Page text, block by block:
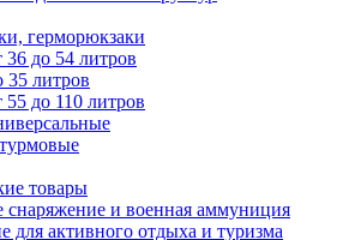
герморюкзаки
36 до 54 литров
35 литров
до 110 литров
товары
и военная аммуниция
для активного отдыха и туризма